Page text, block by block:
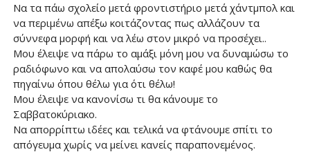
Να τα πάω σχολείο μετά φροντιστήριο μετά χάντμπολ και
να περιμένω απέξω κοιτάζοντας πως αλλάζουν τα
σύννεφα μορφή και να λέω στον μικρό να προσέχει..
Μου έλειψε να πάρω το αμάξι μόνη μου να δυναμώσω το
ραδιόφωνο και να απολαύσω τον καφέ μου καθώς θα
πηγαίνω όπου θέλω για ότι θέλω!
Μου έλειψε να κανονίσω τι θα κάνουμε το
Σαββατοκύριακο.
Να απορρίπτω ιδέες και τελικά να φτάνουμε σπίτι το
απόγευμα χωρίς να μείνει κανείς παραπονεμένος.